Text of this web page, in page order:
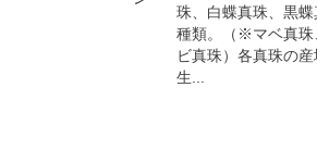
珠、白蝶真珠、黒
種類。（※マベ真珠
ビ真珠）各真珠の産
生...